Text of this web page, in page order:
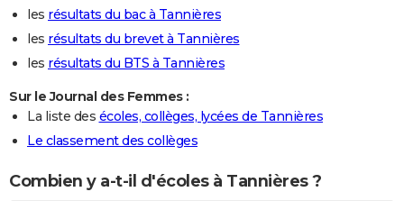
les résultats du bac à Tannières
les résultats du brevet à Tannières
les résultats du BTS à Tannières
Sur le Journal des Femmes :
La liste des écoles, collèges, lycées de Tannières
Le classement des collèges
Combien y a-t-il d'écoles à Tannières ?